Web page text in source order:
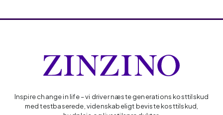
Inspire change in life – vi driver næste generations kosttilskud
med testbaserede, videnskabeligt beviste kosttilskud,